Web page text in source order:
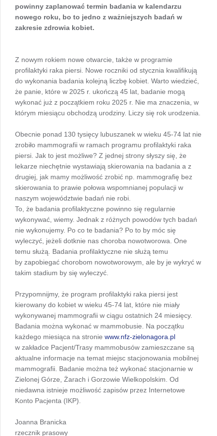
powinny zaplanować termin badania w kalendarzu
nowego roku, bo to jedno z ważniejszych badań w
zakresie zdrowia kobiet.
Z nowym rokiem nowe otwarcie, także w programie
profilaktyki raka piersi. Nowe roczniki od stycznia kwalifikują
do wykonania badania kolejną liczbę kobiet. Warto wiedzieć,
że panie, które w 2025 r. ukończą 45 lat, badanie mogą
wykonać już z początkiem roku 2025 r. Nie ma znaczenia, w
którym miesiącu obchodzą urodziny. Liczy się rok urodzenia.
Obecnie ponad 130 tysięcy lubuszanek w wieku 45-74 lat nie
zrobiło mammografii w ramach programu profilaktyki raka
piersi. Jak to jest możliwe? Z jednej strony słyszy się, że
lekarze niechętnie wystawiają skierowania na badania a z
drugiej, jak mamy możliwość zrobić np. mammografię bez
skierowania to prawie połowa wspomnianej populacji w
naszym województwie badań nie robi.
To, że badania profilaktyczne powinno się regularnie
wykonywać, wiemy. Jednak z różnych powodów tych badań
nie wykonujemy. Po co te badania? Po to by móc się
wyleczyć, jeżeli dotknie nas choroba nowotworowa. One
temu służą. Badania profilaktyczne nie służą temu
by zapobiegać chorobom nowotworowym, ale by je wykryć w
takim stadium by się wyleczyć.
Przypomnijmy, że program profilaktyki raka piersi jest
kierowany do kobiet w wieku 45-74 lat, które nie miały
wykonywanej mammografii w ciągu ostatnich 24 miesięcy.
Badania można wykonać w mammobusie. Na początku
każdego miesiąca na stronie www.nfz-zielonagora.pl
w zakładce Pacjent/Trasy mammobusów zamieszczane są
aktualne informacje na temat miejsc stacjonowania mobilnej
mammografii. Badanie można też wykonać stacjonarnie w
Zielonej Górze, Żarach i Gorzowie Wielkopolskim. Od
niedawna istnieje możliwość zapisów przez Internetowe
Konto Pacjenta (IKP).
Joanna Branicka
rzecznik prasowy